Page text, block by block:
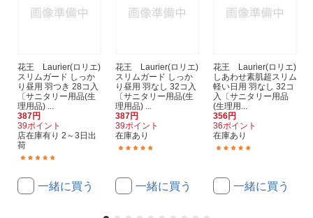
花王 Laurier(ロリエ)
スリムガード しっか
り昼用 羽つき 28コ入
〔サニタリー用品(生
理用品) ...
387円
39ポイント
店在庫有り 2～3日出
荷
一緒に買う
花王 Laurier(ロリエ)
スリムガード しっか
り昼用 羽なし 32コ入
〔サニタリー用品(生
理用品) ...
387円
39ポイント
在庫あり
一緒に買う
花王 Laurier(ロリエ)
しあわせ素肌超スリム
軽い日用 羽なし 32コ
入〔サニタリー用品
(生理用...
356円
36ポイント
在庫あり
一緒に買う